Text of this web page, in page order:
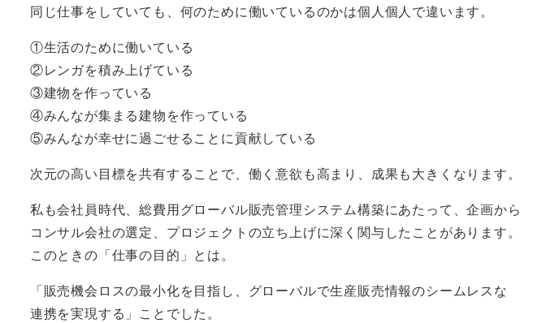
同じ仕事をしていても、何のために働いているのかは個人個人で違います。
①生活のために働いている
②レンガを積み上げている
③建物を作っている
④みんなが集まる建物を作っている
⑤みんなが幸せに過ごせることに貢献している
次元の高い目標を共有することで、働く意欲も高まり、成果も大きくなります。
私も会社員時代、総費用グローバル販売管理システム構築にあたって、企画から
コンサル会社の選定、プロジェクトの立ち上げに深く関与したことがあります。
このときの「仕事の目的」とは。
「販売機会ロスの最小化を目指し、グローバルで生産販売情報のシームレスな
連携を実現する」ことでした。